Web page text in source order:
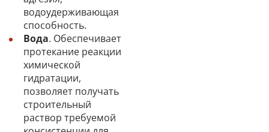
водоудерживающая
способность.
Вода. Обеспечивает
протекание реакции
химической
гидратации,
позволяет получать
строительный
раствор требуемой